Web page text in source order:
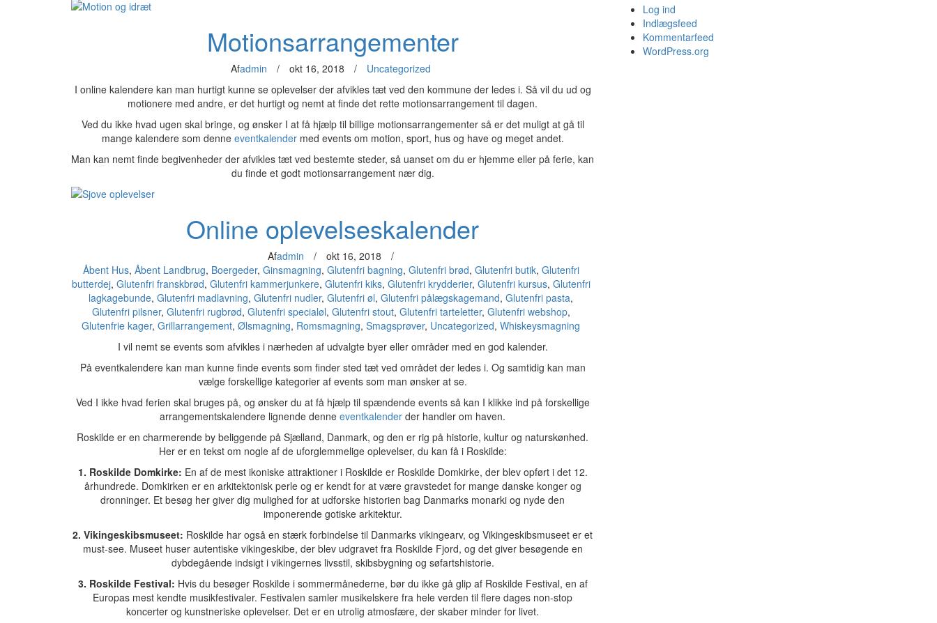
Motionsarrangementer
Afadmin / okt 16, 2018 /
Uncategorized
I online kalendere kan man hurtigt kunne se oplevelser der afvikles tæt ved den kommune der ledes i. Så vil du ud og
motionere med andre, er det hurtigt og nemt at finde det rette motionsarrangement til dagen.
Ved du ikke hvad ugen skal bringe, og ønsker I at få hjælp til billige motionsarrangementer så er det muligt at gå til
mange kalendere som denne eventkalendermed events om motion, sport, hus og have og meget andet.
Man kan nemt finde begivenheder der afvikles tæt ved bestemte steder, så uanset om du er hjemme eller på ferie, kan
du finde et godt motionsarrangement nær dig.
Online oplevelseskalender
Afadmin / okt 16, 2018
/
Åbent Hus, Åbent Landbrug, Boergeder, Ginsmagning, Glutenfri bagning, Glutenfri brød, Glutenfri butik, Glutenfri
butterdej, Glutenfri franskbrød, Glutenfri kammerjunkere, Glutenfri kiks, Glutenfri krydderier, Glutenfri kursus, Glutenfri
lagkagebunde, Glutenfri madlavning, Glutenfri nudler, Glutenfri øl, Glutenfri pålægskagemand, Glutenfri pasta,
Glutenfri pilsner, Glutenfri rugbrød, Glutenfri specialøl, Glutenfri stout, Glutenfri tarteletter, Glutenfri webshop,
Glutenfrie kager, Grillarrangement, Ølsmagning, Romsmagning, Smagsprøver, Uncategorized, Whiskeysmagning
I vil nemt se events som afvikles i nærheden af udvalgte byer eller områder med en god kalender.
På eventkalendere kan man kunne finde events som finder sted tæt ved området der ledes i. Og samtidig kan man
vælge forskellige kategorier af events som man ønsker at se.
Ved I ikke hvad ferien skal bruges på, og ønsker du at få hjælp til spændende events så kan I klikke ind på forskellige
arrangementskalendere lignende denne eventkalender der handler om haven.
Roskilde er en charmerende by beliggende på Sjælland, Danmark, og den er rig på historie, kultur og naturskønhed.
Her er en tekst om nogle af de uforglemmelige oplevelser, du kan få i Roskilde:
1. Roskilde Domkirke: En af de mest ikoniske attraktioner i Roskilde er Roskilde Domkirke, der blev opført i det 12.
århundrede. Domkirken er en arkitektonisk perle og er kendt for at være gravstedet for mange danske konger og
dronninger. Et besøg her giver dig mulighed for at udforske historien bag Danmarks monarki og nyde den
imponerende gotiske arkitektur.
2. Vikingeskibsmuseet: Roskilde har også en stærk forbindelse til Danmarks vikingearv, og Vikingeskibsmuseet er et
must-see. Museet huser autentiske vikingeskibe, der blev udgravet fra Roskilde Fjord, og det giver besøgende en
dybdegående indsigt i vikingernes livsstil, skibsbygning og søfartshistorie.
3. Roskilde Festival: Hvis du besøger Roskilde i sommermånederne, bør du ikke gå glip af Roskilde Festival, en af
Europas mest kendte musikfestivaler. Festivalen samler musikelskere fra hele verden til flere dages non-stop
koncerter og kunstneriske oplevelser. Det er en utrolig atmosfære, der skaber minder for livet.
Log ind
Indlægsfeed
Kommentarfeed
WordPress.org